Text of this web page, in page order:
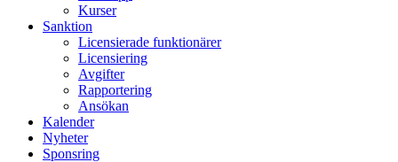
Kurser
Sanktion
Licensierade funktionärer
Licensiering
Avgifter
Rapportering
Ansökan
Kalender
Nyheter
Sponsring